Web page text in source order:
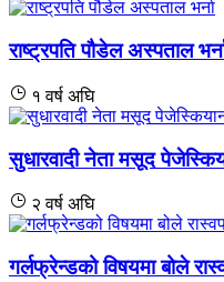
राष्ट्रपति पौडेल अस्पताल
१ वर्ष अघि
सुधारवादी नेता मसूद
२ वर्ष अघि
गर्लफ्रेन्डको विषयमा बोले